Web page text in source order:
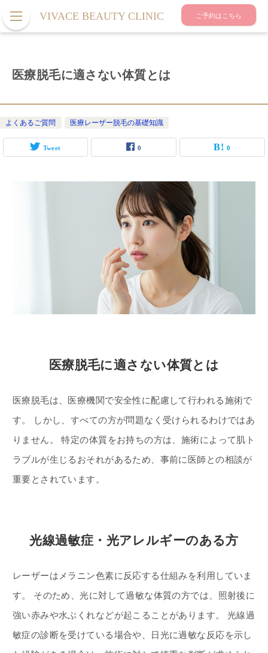
VIVACE BEAUTY CLINIC ご予約はこちら
医療脱毛に適さない体質とは
よくあるご質問 医療レーザー脱毛の基礎知識
Tweet 0 0
医療脱毛に適さない体質とは
医療脱毛は、医療機関で安全性に配慮して行われる施術で
す。 しかし、すべての方が問題なく受けられるわけではあ
りません。 特定の体質をお持ちの方は、施術によって肌ト
ラブルが生じるおそれがあるため、事前に医師との相談が
重要とされています。
光線過敏症・光アレルギーのある方
レーザーはメラニン色素に反応する仕組みを利用していま
す。 そのため、光に対して過敏な体質の方では、照射後に
強い赤みや水ぶくれなどが起こることがあります。 光線過
敏症の診断を受けている場合や、日光に過敏な反応を示し